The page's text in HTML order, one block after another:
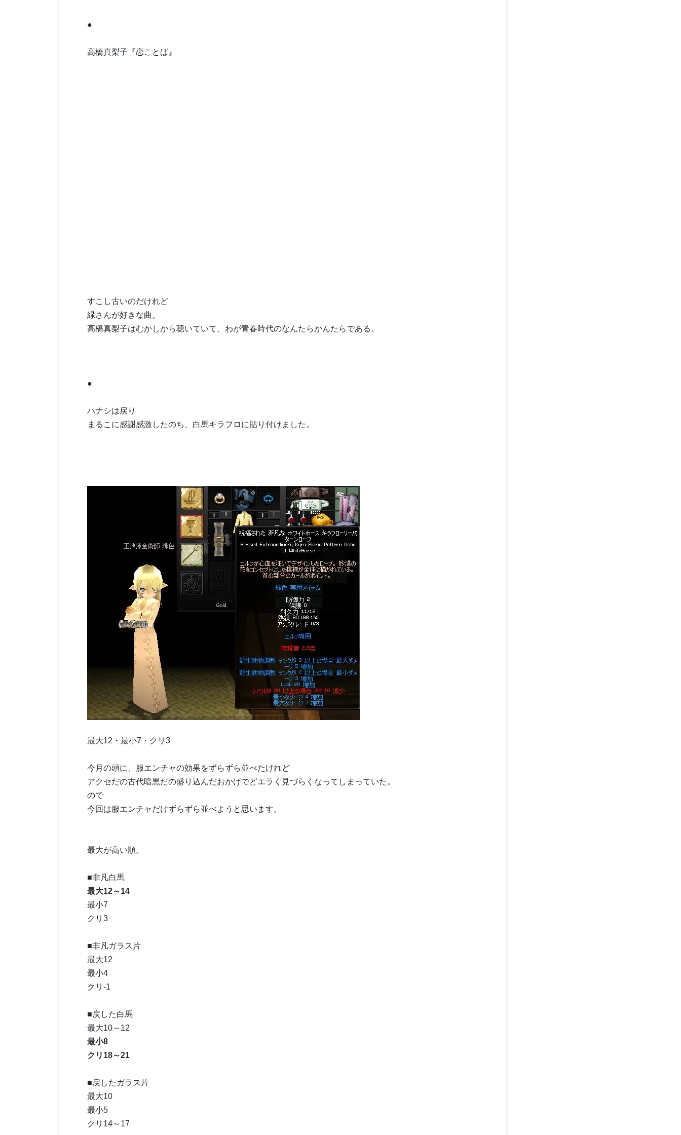
●
高橋真梨子『恋ことば』
すこし古いのだけれど
緑さんが好きな曲。
高橋真梨子はむかしから聴いていて、わが青春時代のなんたらかんたらである。
●
ハナシは戻り
まるこに感謝感激したのち、白馬キラフロに貼り付けました。
最大12・最小7・クリ3
今月の頭に、服エンチャの効果をずらずら並べたけれど
アクセだの古代暗黒だの盛り込んだおかげでどエラく見づらくなってしまっていた。
ので
今回は服エンチャだけずらずら並べようと思います。
最大が高い順。
■非凡白馬
最大12～14
最小7
クリ3
■非凡ガラス片
最大12
最小4
クリ-1
■戻した白馬
最大10～12
最小8
クリ18～21
■戻したガラス片
最大10
最小5
クリ14～17